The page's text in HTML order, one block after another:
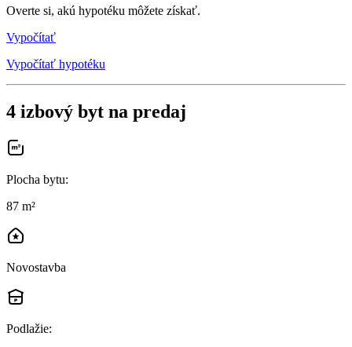
Overte si, akú hypotéku môžete získať.
Vypočítať
Vypočítať hypotéku
4 izbový byt na predaj
Plocha bytu:
87 m²
Novostavba
Podlažie: